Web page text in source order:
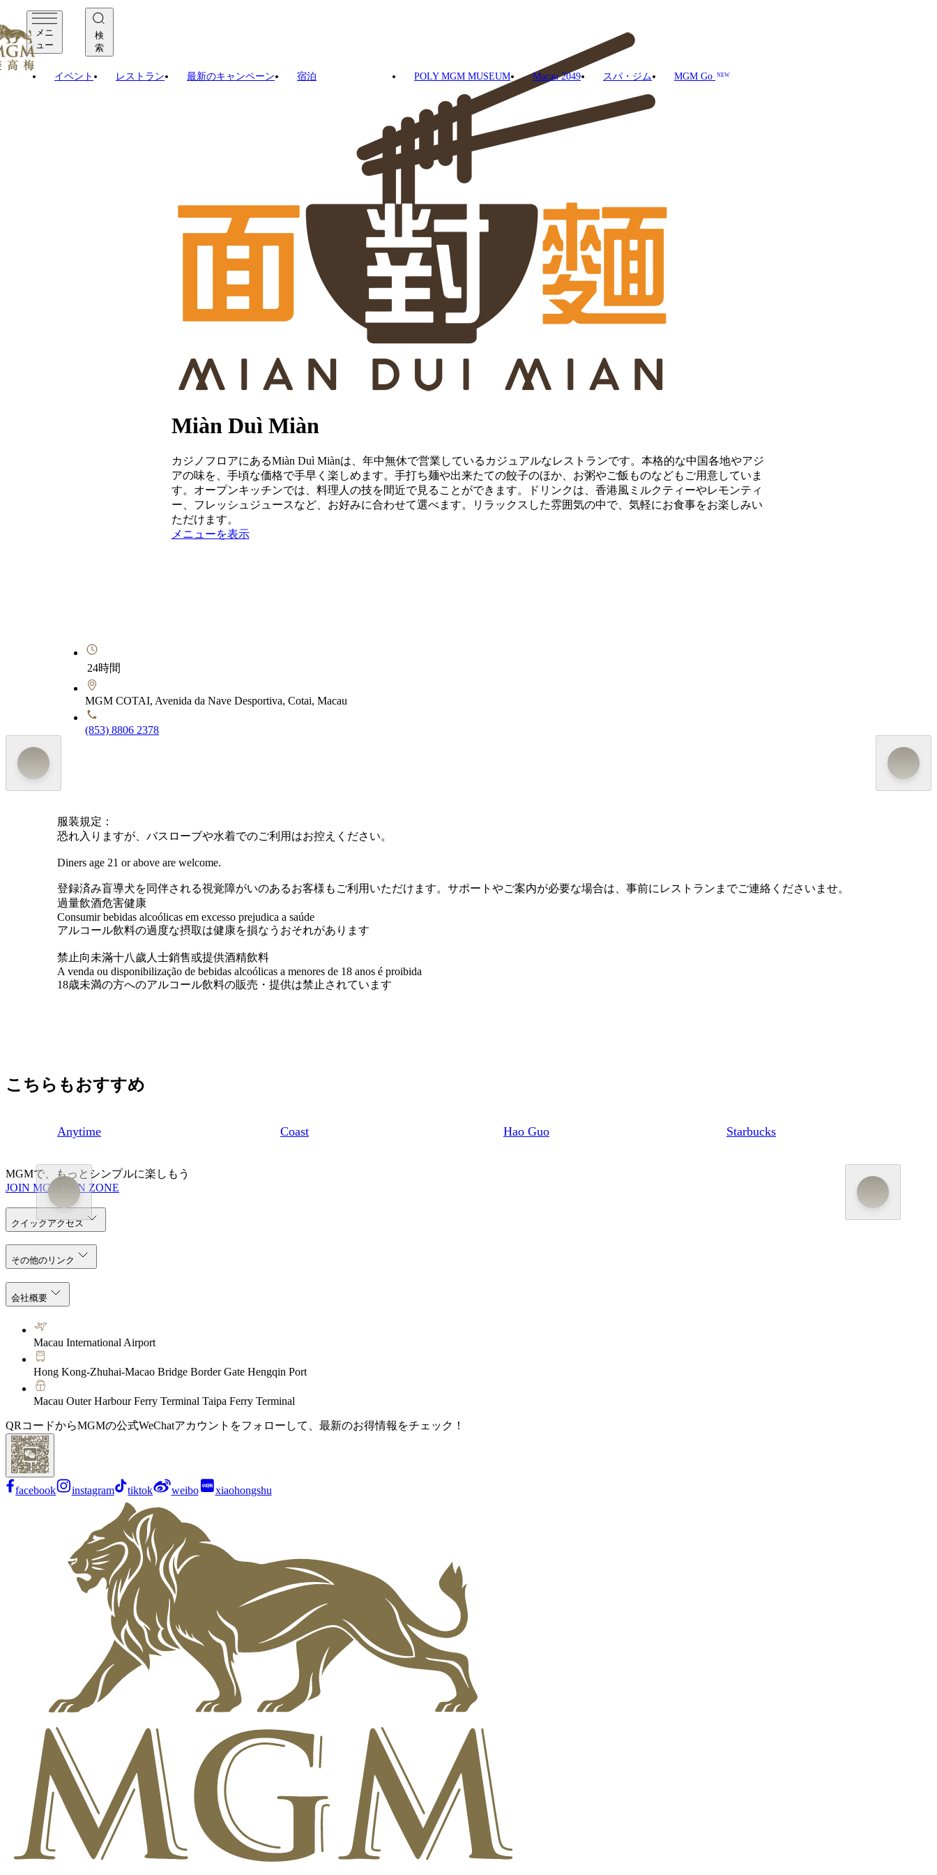
メニ
ュー
検
索
イベント レストラン 最新のキャンペーン 宿泊 POLY MGM MUSEUM Macau 2049 スパ・ジム MGM Go NEW
Miàn Duì Miàn
カジノフロアにあるMiàn Duì Miànは、年中無休で営業しているカジュアルなレストランです。本格的な中国各地やアジ
アの味を、手頃な価格で手早く楽しめます。手打ち麺や出来たての餃子のほか、お粥やご飯ものなどもご用意していま
す。オープンキッチンでは、料理人の技を間近で見ることができます。ドリンクは、香港風ミルクティーやレモンティ
ー、フレッシュジュースなど、お好みに合わせて選べます。リラックスした雰囲気の中で、気軽にお食事をお楽しみい
ただけます。
メニューを表示
24時間
MGM COTAI, Avenida da Nave Desportiva, Cotai, Macau
(853) 8806 2378
服装規定：
恐れ入りますが、バスローブや水着でのご利用はお控えください。
Diners age 21 or above are welcome.
登録済み盲導犬を同伴される視覚障がいのあるお客様もご利用いただけます。サポートやご案内が必要な場合は、事前にレストランまでご連絡くださいませ。
過量飲酒危害健康
Consumir bebidas alcoólicas em excesso prejudica a saúde
アルコール飲料の過度な摂取は健康を損なうおそれがあります
禁止向未滿十八歲人士銷售或提供酒精飲料
A venda ou disponibilização de bebidas alcoólicas a menores de 18 anos é proibida
18歳未満の方へのアルコール飲料の販売・提供は禁止されています
こちらもおすすめ
Anytime Coast Hao Guo Starbucks
MGMで、もっとシンプルに楽しもう
JOIN MGM FAN ZONE
クイックアクセス
その他のリンク
会社概要
Macau International Airport
Hong Kong-Zhuhai-Macao Bridge Border Gate Hengqin Port
Macau Outer Harbour Ferry Terminal Taipa Ferry Terminal
QRコードからMGMの公式WeChatアカウントをフォローして、最新のお得情報をチェック！
facebook instagram tiktok weibo xiaohongshu